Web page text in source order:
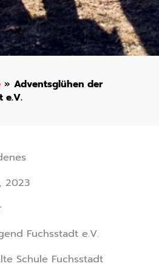
» Adventsglühen der
e.V.
2023
Fuchsstadt e.V.
Schule Fuchsstadt